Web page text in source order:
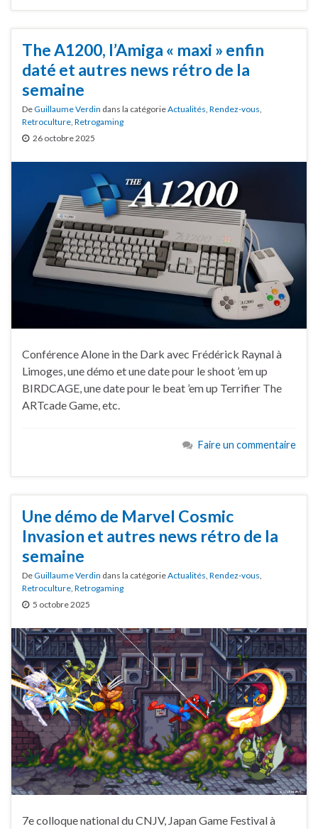
The A1200, l’Amiga « maxi » enfin
daté et autres news rétro de la
semaine
DeGuillaume Verdin dans la catégorieActualités, Rendez-vous,
Retroculture, Retrogaming
26 octobre 2025
Conférence Alone in the Dark avec Frédérick Raynal à
Limoges, une démo et une date pour le shoot ’em up
BIRDCAGE, une date pour le beat ’em up Terrifier The
ARTcade Game, etc.
Faire un commentaire
Une démo de Marvel Cosmic
Invasion et autres news rétro de la
semaine
DeGuillaume Verdin dans la catégorieActualités, Rendez-vous,
Retroculture, Retrogaming
5 octobre 2025
7e colloque national du CNJV, Japan Game Festival à